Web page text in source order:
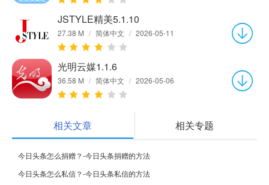
JSTYLE精美5.1.10
27.38 M / 简体中文 / 2026-05-11
光明云媒1.1.6
36.58 M / 简体中文 / 2026-05-06
相关文章 相关专题
今日头条怎么捐赠？-今日头条捐赠的方法
今日头条怎么私信？-今日头条私信的方法